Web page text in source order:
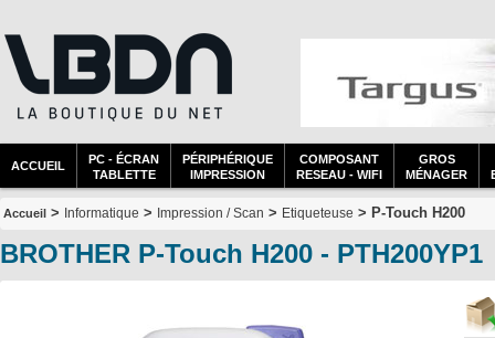
ACCUEIL
PC - ÉCRAN
TABLETTE
PÉRIPHÉRIQUE
IMPRESSION
COMPOSANT
RESEAU - WIFI
GROS
MÉNAGER
Accueil > Informatique > Impression / Scan > Etiqueteuse > P-Touch H200
BROTHER P-Touch H200 - PTH200YP1